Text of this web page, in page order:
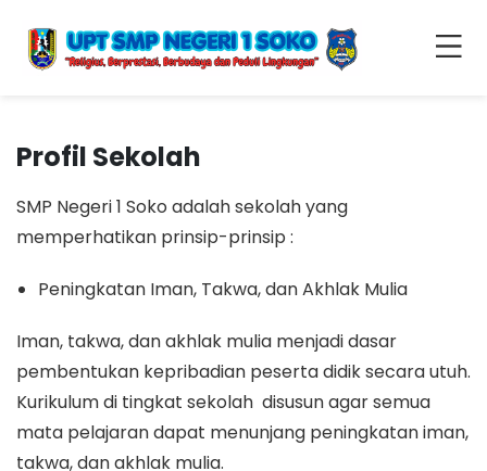
Profil Sekolah
SMP Negeri 1 Soko adalah sekolah yang
memperhatikan prinsip-prinsip :
Peningkatan Iman, Takwa, dan Akhlak Mulia
Iman, takwa, dan akhlak mulia menjadi dasar
pembentukan kepribadian peserta didik secara utuh.
Kurikulum di tingkat sekolah disusun agar semua
mata pelajaran dapat menunjang peningkatan iman,
takwa, dan akhlak mulia.